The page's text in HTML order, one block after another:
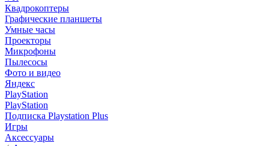
Квадрокоптеры
Графические планшеты
Умные часы
Проекторы
Микрофоны
Пылесосы
Фото и видео
Яндекс
PlayStation
PlayStation
Подписка Playstation Plus
Игры
Аксессуары